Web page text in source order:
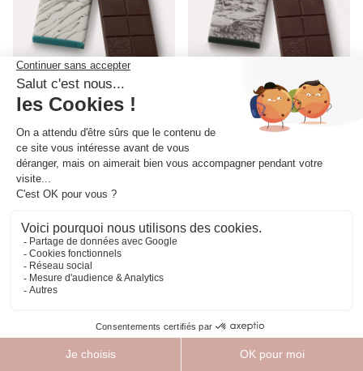
Tablette - Pure Origine - Papouasie
70%
6,60 €
Livraison postaleEn boutiquePar coursier
Tablette - Pure Origine - Equateur
75%
Arôme floral et fruité du cacao
6,60 €
Confiseries